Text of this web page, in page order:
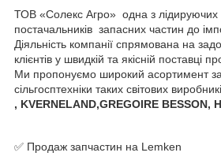
ТОВ «Солекс Агро» одна з лідируючих
постачальників запасних частин до
Діяльність компанії спрямована на
клієнтів у швидкій та якісній поставці
Ми пропонуємо широкий асортимент
сільгосптехніки таких світових
, KVERNELAND,GREGOIRE BESSON,
✅ Продаж запчастин на Lemken